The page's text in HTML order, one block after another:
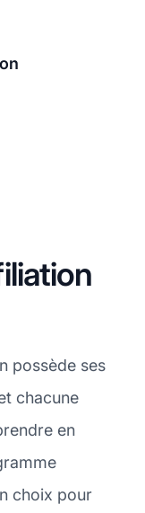
possède ses
chacune
en
choix pour